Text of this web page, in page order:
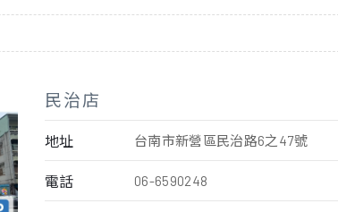
民治店
電話 06-6590248
地址 台南市新營區民治路6之47號